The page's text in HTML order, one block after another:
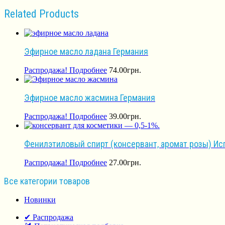
Related Products
Эфирное масло ладана Германия
Распродажа! Подробнее 74.00грн.
Эфирное масло жасмина Германия
Распродажа! Подробнее 39.00грн.
Фенилэтиловый спирт (консервант, аромат розы)
Распродажа! Подробнее 27.00грн.
Все категории товаров
Новинки
✔ Распродажа